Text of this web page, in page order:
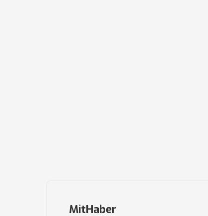
MitHaber